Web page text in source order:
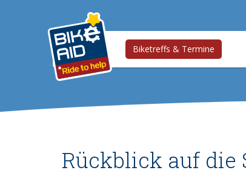
Biketreffs & Termine
Rückblick auf die